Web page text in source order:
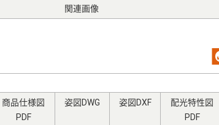
関連画像
商品仕様図
PDF
姿図DWG 姿図DXF
配光特性図
PDF